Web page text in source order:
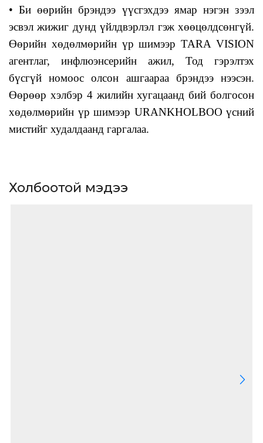
• Би өөрийн брэндээ үүсгэхдээ ямар нэгэн зээл
эсвэл жижиг дунд үйлдвэрлэл гэж хөөцөлдсөнгүй.
Өөрийн хөдөлмөрийн үр шимээр TARA VISION
агентлаг, инфлюэнсерийн ажил, Тод гэрэлтэх
бүсгүй номоос олсон ашгаараа брэндээ нээсэн.
Өөрөөр хэлбэр 4 жилийн хугацаанд бий болгосон
хөдөлмөрийн үр шимээр URANKHOLBOO үсний
мистийг худалдаанд гаргалаа.
Холбоотой мэдээ